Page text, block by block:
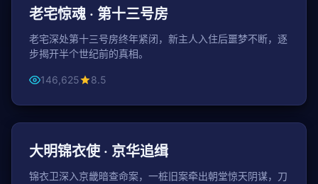
悬疑
老宅惊魂 · 第十三号房
老宅深处第十三号房终年紧闭，新主人入住后噩梦不断，逐
步揭开半个世纪前的真相。
146,625 8.5
古装
大明锦衣使 · 京华追缉
锦衣卫深入京畿暗查命案，一桩旧案牵出朝堂惊天阴谋，刀